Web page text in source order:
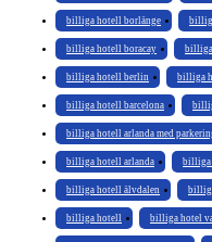
billiga hotell borlänge
billiga hotell boracay
billiga hotell berlin billiga
billiga hotell barcelona
billiga hotell arlanda med
billiga hotell arlanda billiga
billiga hotell älvdalen
billiga hotell billiga hotel